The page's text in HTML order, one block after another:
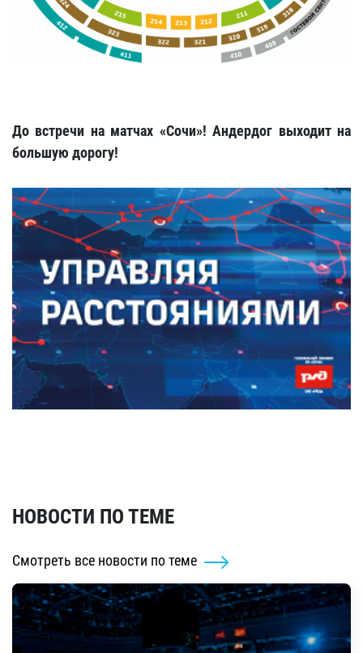
До встречи на матчах «Сочи»! Андердог выходит на
большую дорогу!
НОВОСТИ ПО ТЕМЕ
Смотреть все новости по теме